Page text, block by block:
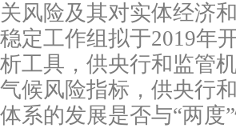
关风险及其对实体经济
稳定工作组拟于2019年
析工具，供央行和监管
气候风险指标，供央行
体系的发展是否与“两度